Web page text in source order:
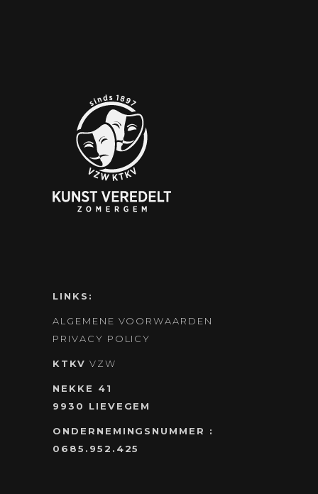
LINKS:
ALGEMENE VOORWAARDEN
PRIVACY POLICY
KTKV VZW
NEKKE 41
9930 LIEVEGEM
ONDERNEMINGSNUMMER :
0685.952.425